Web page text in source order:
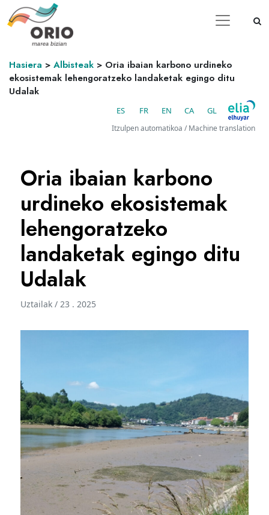
Hasiera > Albisteak > Oria ibaian karbono urdineko
ekosistemak lehengoratzeko landaketak egingo ditu
Udalak
ES FR EN CA GL
Itzulpen automatikoa / Machine translation
Oria ibaian karbono
urdineko ekosistemak
lehengoratzeko
landaketak egingo ditu
Udalak
Uztailak / 23 . 2025